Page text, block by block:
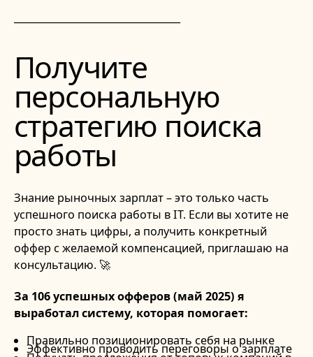
Получите
персональную
стратегию поиска
работы
Знание рыночных зарплат – это только часть
успешного поиска работы в IT. Если вы хотите не
просто знать цифры, а получить конкретный
оффер с желаемой компенсацией, приглашаю на
консультацию. 🚀
За 106 успешных офферов (май 2025) я
выработал систему, которая помогает:
Правильно позиционировать себя на рынке
Эффективно проводить переговоры о зарплате